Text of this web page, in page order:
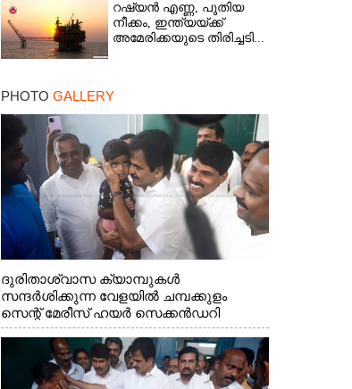
റഷ്യൻ എണ്ണ, പുതിയ
നീക്കം, ഇന്ത്യയ്ക്ക്
അമേരിക്കയുടെ തിരിച്ചടി...
PHOTO GALLERY
ദുരിതാശ്വാസ ക്യാമ്പുകൾ
സന്ദർശിക്കുന്ന വേളയിൽ ചമ്പക്കുളം
സെന്റ് മേരീസ് ഹയർ സെക്കൻഡറി
സ്കൂളിലെ ക്യാമ്പിലെത്തിയ എ.ഐ.സി.സി
ജനറൽ സെക്രട്ടറി കെ.സി
വേണുഗോപാൽ എം.പി കുരുന്നിനെ
എടുത്ത് ലാളിച്ചപ്പോൾ. സഹകരണ-